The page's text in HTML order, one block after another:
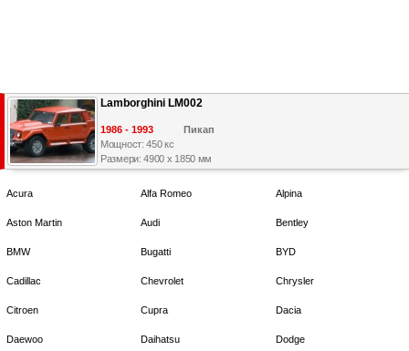
Lamborghini LM002
1986 - 1993
Пикап
Мощност: 450 кс
Размери: 4900 x 1850 мм
Acura Alfa Romeo Alpina
Aston Martin Audi Bentley
BMW Bugatti BYD
Cadillac Chevrolet Chrysler
Citroen Cupra Dacia
Daewoo Daihatsu Dodge